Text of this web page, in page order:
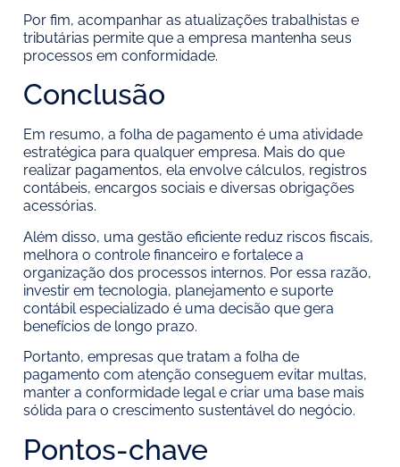
Por fim, acompanhar as atualizações trabalhistas e
tributárias permite que a empresa mantenha seus
processos em conformidade.
Conclusão
Em resumo, a folha de pagamento é uma atividade
estratégica para qualquer empresa. Mais do que
realizar pagamentos, ela envolve cálculos, registros
contábeis, encargos sociais e diversas obrigações
acessórias.
Além disso, uma gestão eficiente reduz riscos fiscais,
melhora o controle financeiro e fortalece a
organização dos processos internos. Por essa razão,
investir em tecnologia, planejamento e suporte
contábil especializado é uma decisão que gera
benefícios de longo prazo.
Portanto, empresas que tratam a folha de
pagamento com atenção conseguem evitar multas,
manter a conformidade legal e criar uma base mais
sólida para o crescimento sustentável do negócio.
Pontos-chave